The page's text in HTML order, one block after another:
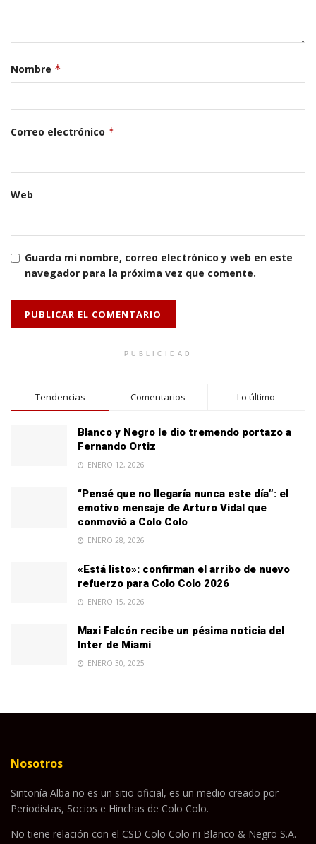
Nombre *
Correo electrónico *
Web
Guarda mi nombre, correo electrónico y web en este
navegador para la próxima vez que comente.
PUBLICIDAD
Tendencias Comentarios Lo último
Blanco y Negro le dio tremendo portazo a
Fernando Ortiz
ENERO 12, 2026
“Pensé que no llegaría nunca este día”: el
emotivo mensaje de Arturo Vidal que
conmovió a Colo Colo
ENERO 28, 2026
«Está listo»: confirman el arribo de nuevo
refuerzo para Colo Colo 2026
ENERO 15, 2026
Maxi Falcón recibe un pésima noticia del
Inter de Miami
ENERO 30, 2025
Nosotros
Sintonía Alba no es un sitio oficial, es un medio creado por
Periodistas, Socios e Hinchas de Colo Colo.
No tiene relación con el CSD Colo Colo ni Blanco & Negro S.A.